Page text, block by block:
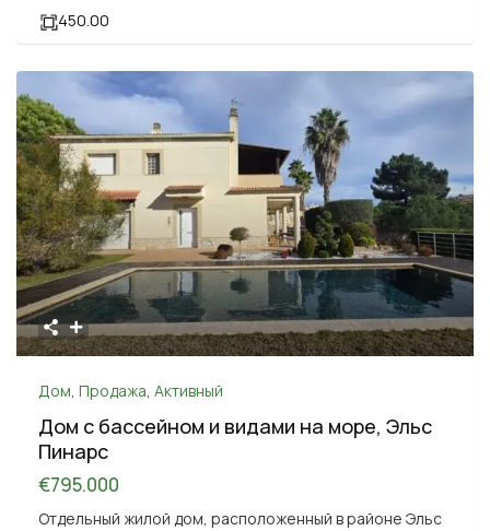
450.00
Дом, Продажа, Активный
Дом с бассейном и видами на море, Эльс
Пинарс
€795.000
Отдельный жилой дом, расположенный в районе Эльс